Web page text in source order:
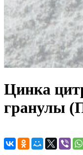
Цинка
гранулы